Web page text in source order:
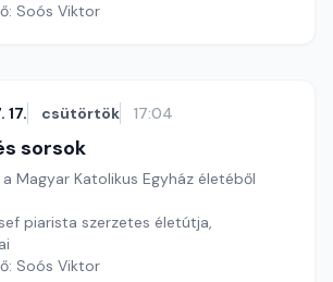
Soós Viktor
17. csütörtök 17:04
sorsok
Magyar Katolikus Egyház életéből
piarista szerzetes életútja,
Soós Viktor